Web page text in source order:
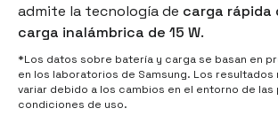
admite la tecnología de carga rápida
carga inalámbrica de 15 W.
*Los datos sobre batería y carga se basan en
en los laboratorios de Samsung. Los resultados
variar debido a los cambios en el entorno de las
condiciones de uso.